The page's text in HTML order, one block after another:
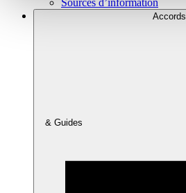
Sources d’information
Accords
& Guides